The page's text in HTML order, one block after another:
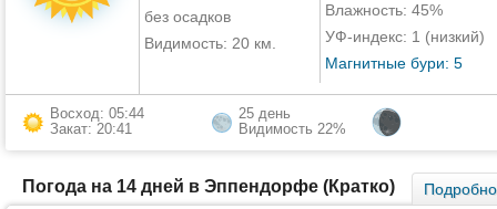
без осадков
Видимость: 20 км.
Влажность: 45%
УФ-индекс: 1 (низкий)
Магнитные бури: 5
Восход: 05:44
Закат: 20:41
25 день
Видимость 22%
Погода на 14 дней в Эппендорфе (Кратко) Подробно